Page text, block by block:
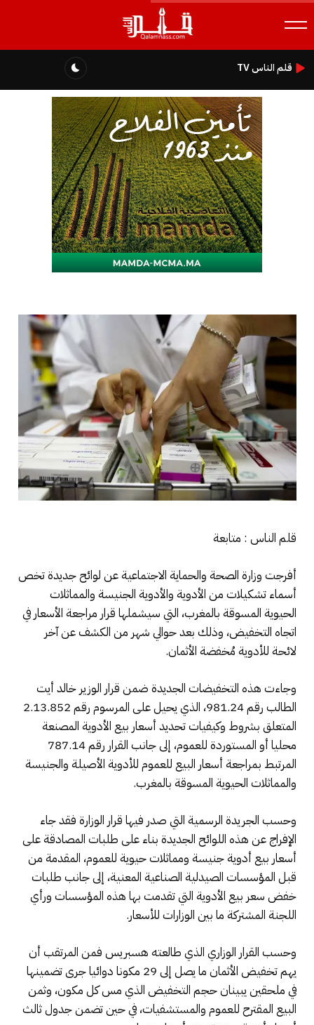
قلم الناس TV
قلم الناس : متابعة
أفرجت وزارة الصحة والحماية الاجتماعية عن لوائح جديدة تخص
أسماء تشكيلات من الأدوية والأدوية الجنيسة والمماثلات
الحيوية المسوقة بالمغرب، التي سيشملها قرار مراجعة الأسعار في
اتجاه التخفيض، وذلك بعد حوالي شهر من الكشف عن آخر
لائحة للأدوية مُخفضة الأثمان.
وجاءت هذه التخفيضات الجديدة ضمن قرار الوزير خالد أيت
الطالب رقم 981.24، الذي يحيل على المرسوم رقم 2.13.852
المتعلق بشروط وكيفيات تحديد أسعار بيع الأدوية المصنعة
محليا أو المستوردة للعموم، إلى جانب القرار رقم 787.14
المرتبط بمراجعة أسعار البيع للعموم للأدوية الأصيلة والجنيسة
والمماثلات الحيوية المسوقة بالمغرب.
وحسب الجريدة الرسمية التي صدر فيها قرار الوزارة فقد جاء
الإفراج عن هذه اللوائح الجديدة بناء على طلبات المصادقة على
أسعار بيع أدوية جنيسة ومماثلات حيوية للعموم، المقدمة من
قبل المؤسسات الصيدلية الصناعية المعنية، إلى جانب طلبات
خفض سعر بيع الأدوية التي تقدمت بها هذه المؤسسات ورأي
اللجنة المشتركة ما بين الوزارات للأسعار.
وحسب القرار الوزاري الذي طالعته هسبريس فمن المرتقب أن
يهم تخفيض الأثمان ما يصل إلى 29 مكونا دوائيا جرى تضمينها
في ملحقين يبينان حجم التخفيض الذي مس كل مكون، وثمن
البيع المقترح للعموم والمستشفيات، في حين تضمن جدول ثالث